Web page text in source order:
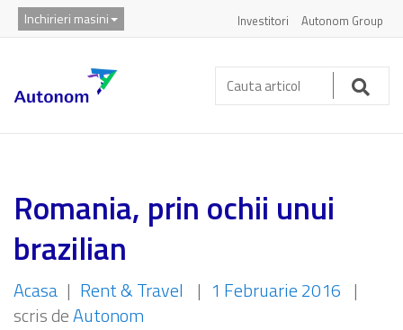
Inchirieri masini Investitori Autonom Group
Cauta
articol:
Romania, prin ochii unui
brazilian
Acasa | Rent & Travel | 1 Februarie 2016 |
scris deAutonom